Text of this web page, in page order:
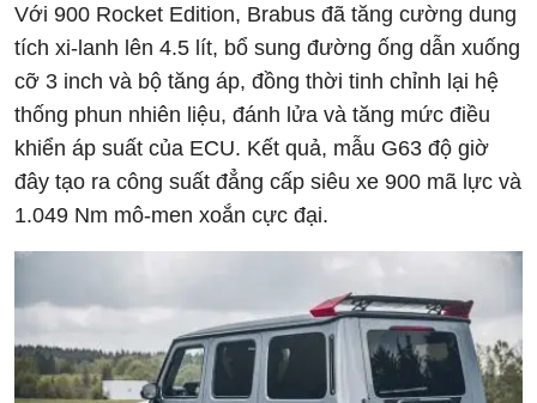
Với 900 Rocket Edition, Brabus đã tăng cường dung
tích xi-lanh lên 4.5 lít, bổ sung đường ống dẫn xuống
cỡ 3 inch và bộ tăng áp, đồng thời tinh chỉnh lại hệ
thống phun nhiên liệu, đánh lửa và tăng mức điều
khiển áp suất của ECU. Kết quả, mẫu G63 độ giờ
đây tạo ra công suất đẳng cấp siêu xe 900 mã lực và
1.049 Nm mô-men xoắn cực đại.